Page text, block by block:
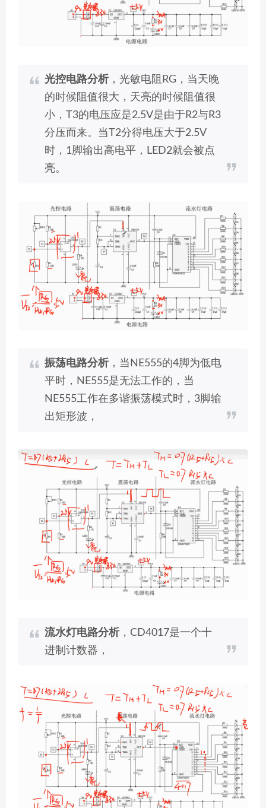
光控电路分析，光敏电阻RG，当天晚
的时候阻值很大，天亮的时候阻值很
小，T3的电压应是2.5V是由于R2与R3
分压而来。当T2分得电压大于2.5V
时，1脚输出高电平，LED2就会被点
亮。
振荡电路分析，当NE555的4脚为低电
平时，NE555是无法工作的，当
NE555工作在多谐振荡模式时，3脚输
出矩形波，
流水灯电路分析，CD4017是一个十
进制计数器，